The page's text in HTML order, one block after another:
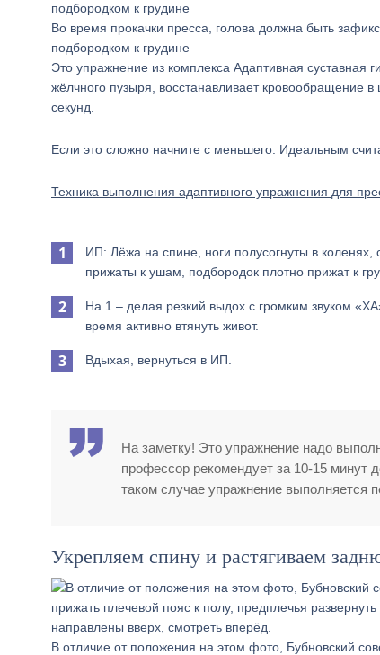
Во время прокачки пресса, голова должна быть
подбородком к грудине
Это упражнение из комплекса Адаптивная суставная
жёлчного пузыря, восстанавливает кровообращение
секунд.
Если это сложно начните с меньшего. Идеальным
Техника выполнения адаптивного упражнения для
ИП: Лёжа на спине, ноги полусогнуты в коленях,
прижаты к ушам, подбородок плотно прижат к
На 1 – делая резкий выдох с громким звуком
время активно втянуть живот.
Вдыхая, вернуться в ИП.
На заметку! Это упражнение надо
профессор рекомендует за 10-15 минут
таком случае упражнение выполняется
Укрепляем спину и растягиваем
В отличие от положения на этом фото, Бубновский